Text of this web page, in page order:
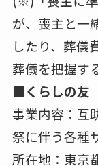
樹木葬 「
樹木葬につい